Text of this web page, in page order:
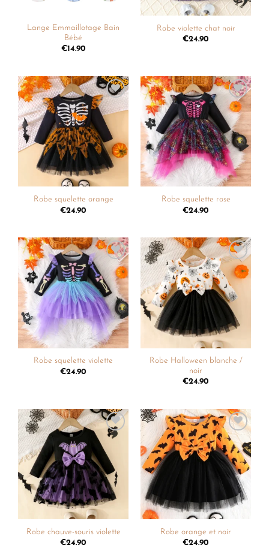
Lange Emmaillotage Bain
Bébé
€14.90
Robe violette chat noir
€24.90
Ajouter
à la
liste de
souhaits
Robe squelette orange
€24.90
Ajouter
à la
liste de
souhaits
Robe squelette rose
€24.90
Ajouter
à la
liste de
souhaits
Robe squelette violette
€24.90
Ajouter
à la
liste de
souhaits
Robe Halloween blanche /
noir
€24.90
Ajouter
liste de
souhaits
Robe chauve-souris violette
€24.90
Ajouter
à la
liste de
souhaits
Robe orange et noir
€24.90